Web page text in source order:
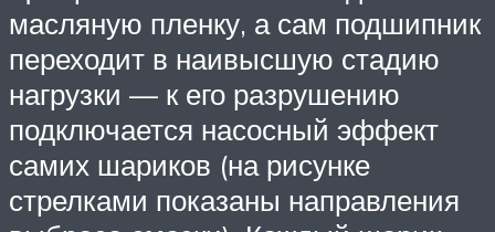
масляную пленку, а сам подшипник
переходит в наивысшую стадию
нагрузки — к его разрушению
подключается насосный эффект
самих шариков (на рисунке
стрелками показаны направления